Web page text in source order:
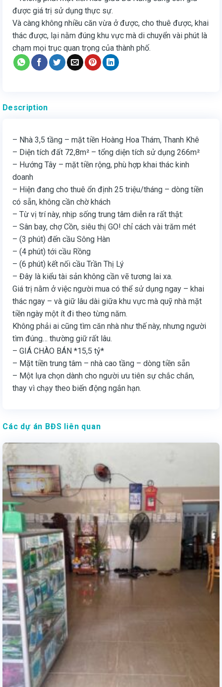
được giá trị sử dụng thực sự.
Và càng không nhiều căn vừa ở được, cho thuê được, khai
thác được, lại nằm đúng khu vực mà di chuyển vài phút là
chạm mọi trục quan trọng của thành phố.
Description
– Nhà 3,5 tầng – mặt tiền Hoàng Hoa Thám, Thanh Khê
– Diện tích đất 72,8m² – tổng diện tích sử dụng 266m²
– Hướng Tây – mặt tiền rộng, phù hợp khai thác kinh
doanh
– Hiện đang cho thuê ổn định 25 triệu/tháng – dòng tiền
có sẵn, không cần chờ khách
– Từ vị trí này, nhịp sống trung tâm diễn ra rất thật:
– Sân bay, chợ Cồn, siêu thị GO! chỉ cách vài trăm mét
– (3 phút) đến cầu Sông Hàn
– (4 phút) tới cầu Rồng
– (6 phút) kết nối cầu Trần Thị Lý
– Đây là kiểu tài sản không cần vẽ tương lai xa.
Giá trị nằm ở việc người mua có thể sử dụng ngay – khai
thác ngay – và giữ lâu dài giữa khu vực mà quỹ nhà mặt
tiền ngày một ít đi theo từng năm.
Không phải ai cũng tìm căn nhà như thế này, nhưng người
tìm đúng… thường giữ rất lâu.
– GIÁ CHÀO BÁN *15,5 tỷ*
– Mặt tiền trung tâm – nhà cao tầng – dòng tiền sẵn
– Một lựa chọn dành cho người ưu tiên sự chắc chắn,
thay vì chạy theo biến động ngắn hạn.
Các dự án BĐS liên quan